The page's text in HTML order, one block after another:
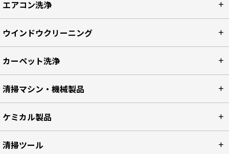
エアコン洗浄
ウインドウクリーニング
カーペット洗浄
清掃マシン・機械製品
ケミカル製品
清掃ツール